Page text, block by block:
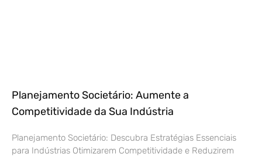
Planejamento Societário: Aumente a
Competitividade da Sua Indústria
Planejamento Societário: Descubra Estratégias Essenciais
para Indústrias Otimizarem Competitividade e Reduzirem